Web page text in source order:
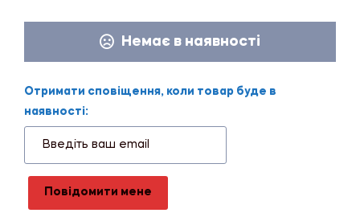
Немає в наявності
Отримати сповіщення, коли товар буде в
наявності:
Повідомити мене